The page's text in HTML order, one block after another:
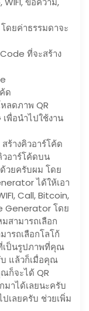
ดยค่าธรรมดาจะ
ที่จะสร้าง
ด
ลดภาพ QR
พื่อนำไปใช้งาน
ร้างคิวอาร์โค้ด
วอาร์โค้ดบน
วยครับผม โดย
ได้ให้เอา
Call, Bitcoin,
Generator โดย
สามารถเลือก
ารถเลือกโลโก้
เป็นรูปภาพที่คุณ
บ แล้วก็เมื่อคุณ
ก็จะได้ QR
มาได้เลยนะครับ
เลยครับ ช่วยเพิ่ม